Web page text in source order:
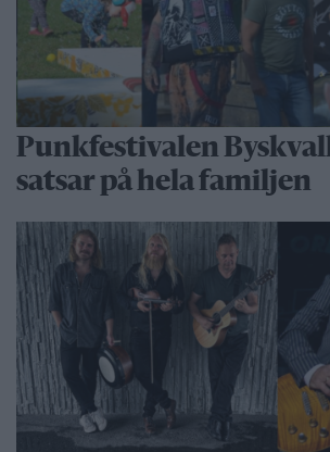
Punkfestivalen
satsar på hela familjen